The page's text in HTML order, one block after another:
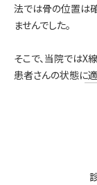
法では骨の位置は
ませんでした。
そこで、当院ではX
患者さんの状態に